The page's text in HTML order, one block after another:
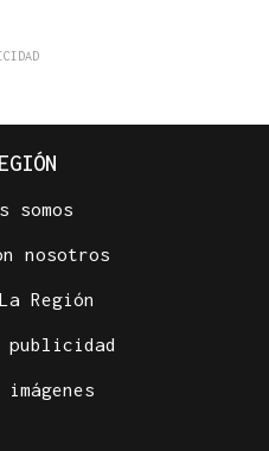
somos
nosotros
Región
publicidad